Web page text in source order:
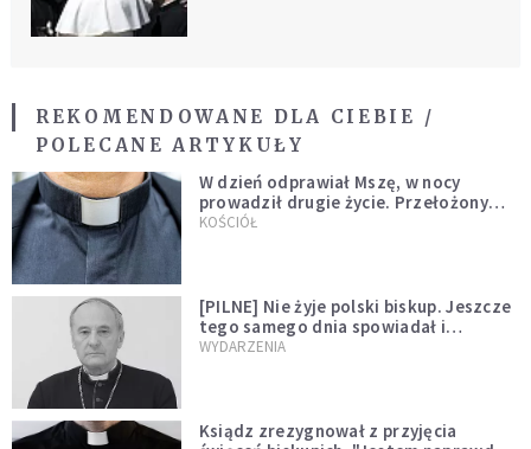
REKOMENDOWANE DLA CIEBIE /
POLECANE ARTYKUŁY
W dzień odprawiał Mszę, w nocy
prowadził drugie życie. Przełożony
kazał mu opuścić zakon
KOŚCIÓŁ
[PILNE] Nie żyje polski biskup. Jeszcze
tego samego dnia spowiadał i
sprawował Mszę świętą
WYDARZENIA
Ksiądz zrezygnował z przyjęcia